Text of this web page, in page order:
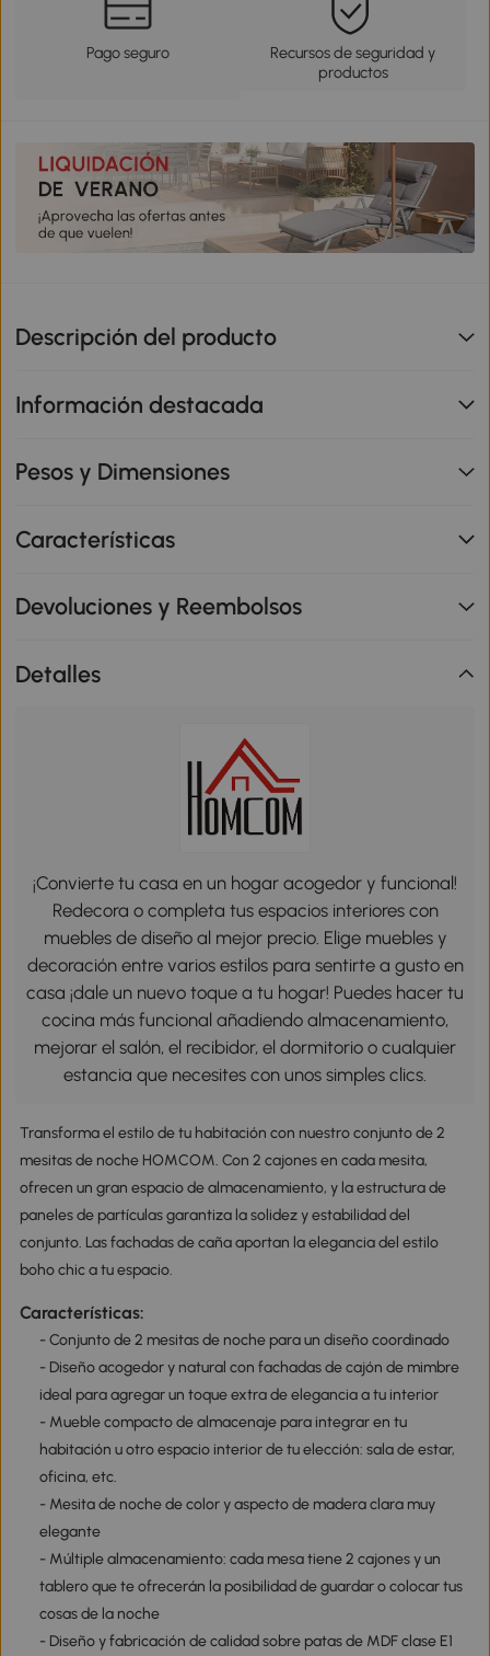
Pago seguro
Recursos de seguridad y
productos
Descripción del producto
Información destacada
Pesos y Dimensiones
Características
Devoluciones y Reembolsos
Detalles
¡Convierte tu casa en un hogar acogedor y funcional!
Redecora o completa tus espacios interiores con
muebles de diseño al mejor precio. Elige muebles y
decoración entre varios estilos para sentirte a gusto en
casa ¡dale un nuevo toque a tu hogar! Puedes hacer tu
cocina más funcional añadiendo almacenamiento,
mejorar el salón, el recibidor, el dormitorio o cualquier
estancia que necesites con unos simples clics.
Transforma el estilo de tu habitación con nuestro conjunto de 2
mesitas de noche HOMCOM. Con 2 cajones en cada mesita,
ofrecen un gran espacio de almacenamiento, y la estructura de
paneles de partículas garantiza la solidez y estabilidad del
conjunto. Las fachadas de caña aportan la elegancia del estilo
boho chic a tu espacio.
Características:
- Conjunto de 2 mesitas de noche para un diseño coordinado
- Diseño acogedor y natural con fachadas de cajón de mimbre
ideal para agregar un toque extra de elegancia a tu interior
- Mueble compacto de almacenaje para integrar en tu
habitación u otro espacio interior de tu elección: sala de estar,
oficina, etc.
- Mesita de noche de color y aspecto de madera clara muy
elegante
- Múltiple almacenamiento: cada mesa tiene 2 cajones y un
tablero que te ofrecerán la posibilidad de guardar o colocar tus
cosas de la noche
- Diseño y fabricación de calidad sobre patas de MDF clase E1